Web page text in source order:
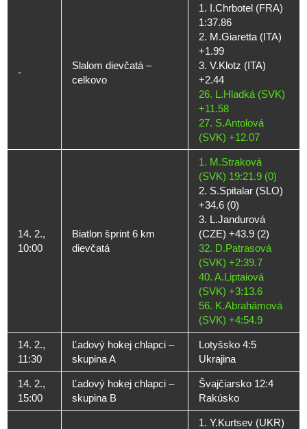
-
Slalom dievčatá –
celkovo
1. I.Chrbotel (FRA)
1:37.86
2. M.Giaretta (ITA)
+1.99
3. V.Klotz (ITA)
+2.44
26. L.Hladká (SVK)
+11.58
27. S.Antolová
(SVK) +12.07
14. 2.,
10:00
Biatlon šprint 6 km
dievčatá
1. M.Straková
(SVK) 19:21.9 (0)
2. S.Spitalar (SLO)
+34.6 (0)
3. L.Jandurová
(CZE) +43.9 (2)
32. D.Patrasová
(SVK) +2:39.7
40. A.Liptaiová
(SVK) +3:13.6
56. K.Abrahámová
(SVK) +4:54.9
14. 2.,
11:30
Ľadový hokej chlapci –
skupina A
Lotyšsko 4:5
Ukrajina
14. 2.,
15:00
Ľadový hokej chlapci –
skupina B
Švajčiarsko 12:4
Rakúsko
1. Y.Kurtsev (UKR)